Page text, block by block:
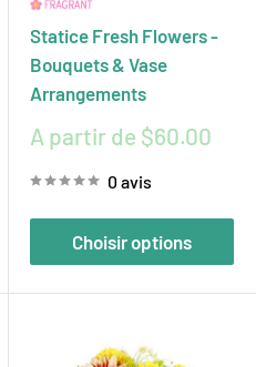
Statice Fresh Flowers -
Bouquets & Vase
Arrangements
Prix
réduit
A partir de $60.00
0 avis
Choisir options